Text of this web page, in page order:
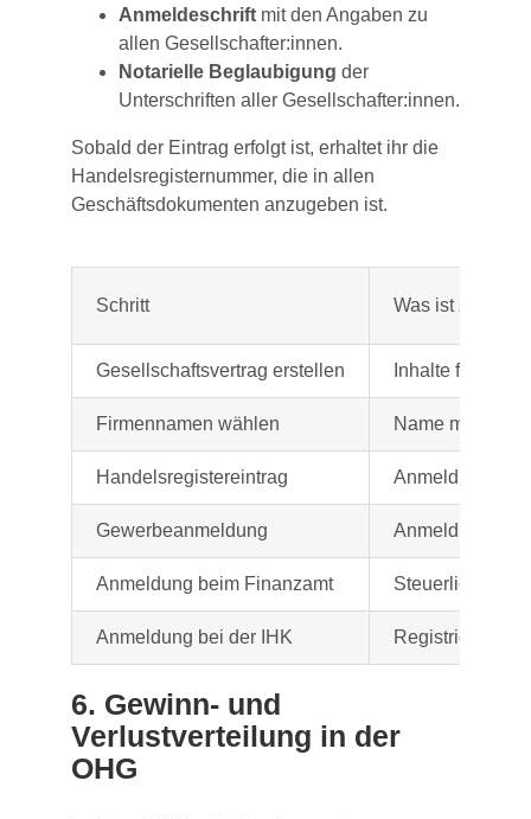
Anmeldeschrift mit den Angaben zu
allen Gesellschafter:innen.
Notarielle Beglaubigung der
Unterschriften aller Gesellschafter:innen.
Sobald der Eintrag erfolgt ist, erhaltet ihr die
Handelsregisternummer, die in allen
Geschäftsdokumenten anzugeben ist.
Schritt Was ist zu tun?
Gesellschaftsvertrag erstellen Inhalte
Firmennamen wählen Name mit
Handelsregistereintrag Anmeldung
Gewerbeanmeldung Anmeldung
Anmeldung beim Finanzamt Steuerliche
Anmeldung bei der IHK Registrierung
6. Gewinn- und
Verlustverteilung in der
OHG